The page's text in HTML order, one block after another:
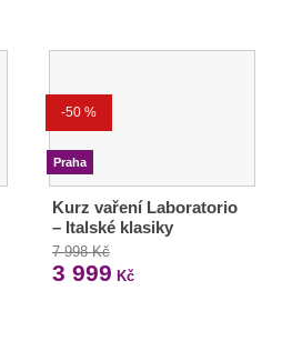
-50 %
Praha
Kurz vaření Laboratorio
– Italské klasiky
7 998 Kč
3 999 Kč